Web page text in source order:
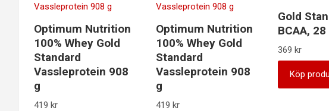
Optimum Nutrition
100% Whey Gold
Standard
Vassleprotein 908
g
419 kr
Optimum Nutrition
100% Whey Gold
Standard
Vassleprotein 908
g
419kr
Gold
BCAA,
369kr
Köp